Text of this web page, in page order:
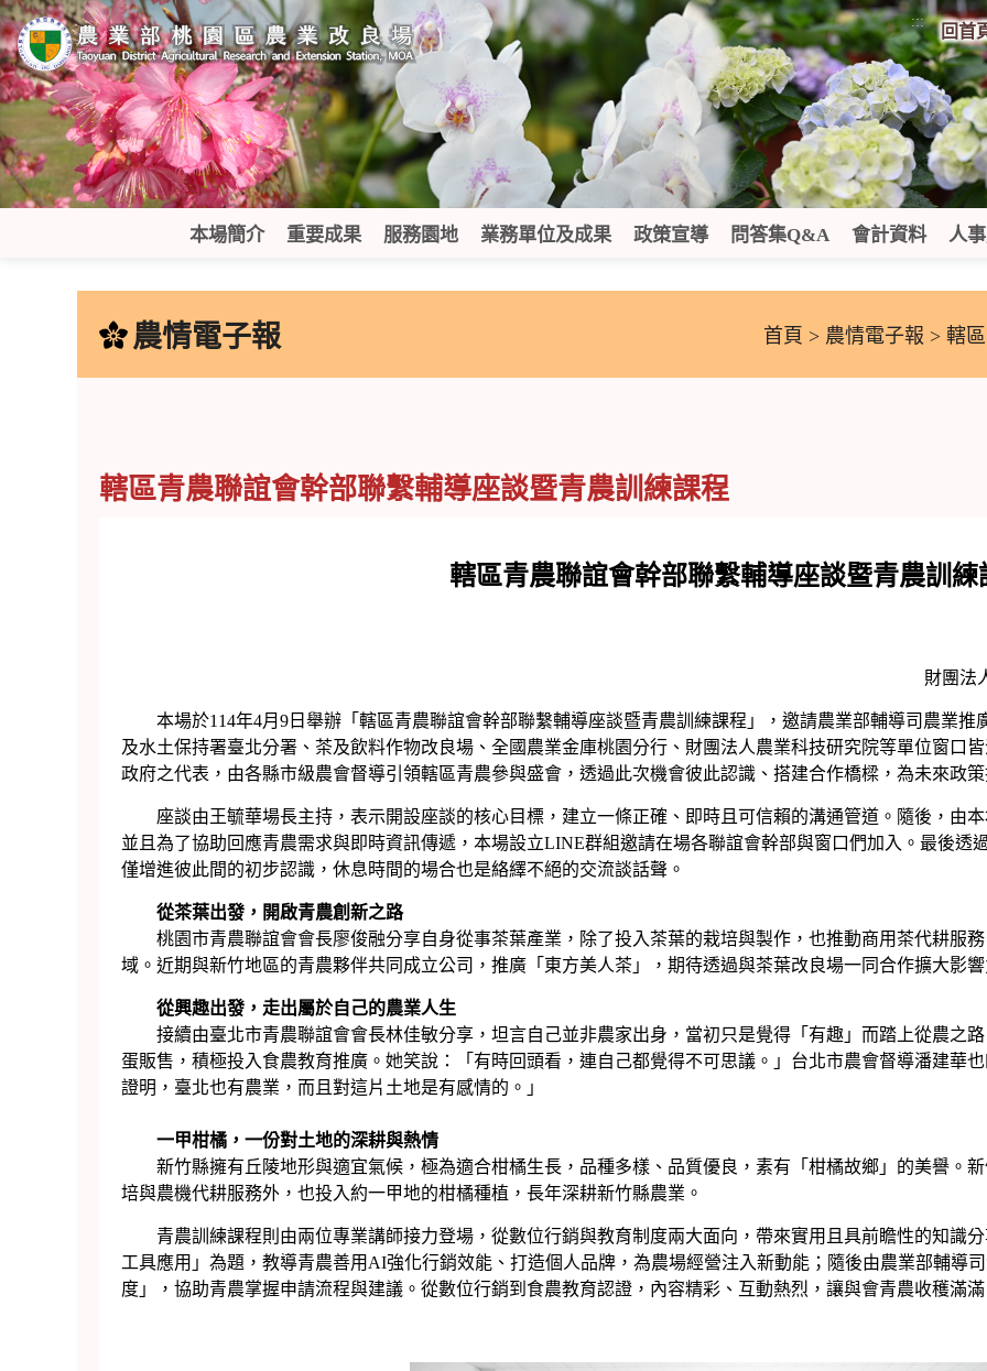
跳
到
主
要
內
容
區
塊
:::
回首
本場簡介 重要成果 服務園地 業務單位及成果 政策宣導 問答集Q&A 會計資料 人
農情電子報 首頁 > 農情電子報 > 轄
轄區青農聯誼會幹部聯繫輔導座談暨青農訓練課程
轄區青農聯誼會幹部聯繫輔導座談暨青農訓練
財團法
本場於114年4月9日舉辦「轄區青農聯誼會幹部聯繫輔導座談暨青農訓練課程」，邀請農業部輔導司農業推
及水土保持署臺北分署、茶及飲料作物改良場、全國農業金庫桃園分行、財團法人農業科技研究院等單位窗口
政府之代表，由各縣市級農會督導引領轄區青農參與盛會，透過此次機會彼此認識、搭建合作橋樑，為未來政
座談由王毓華場長主持，表示開設座談的核心目標，建立一條正確、即時且可信賴的溝通管道。隨後，由
並且為了協助回應青農需求與即時資訊傳遞，本場設立LINE群組邀請在場各聯誼會幹部與窗口們加入。最後透
僅增進彼此間的初步認識，休息時間的場合也是絡繹不絕的交流談話聲。
從茶葉出發，開啟青農創新之路
桃園市青農聯誼會會長廖俊融分享自身從事茶葉產業，除了投入茶葉的栽培與製作，也推動商用茶代耕服
域。近期與新竹地區的青農夥伴共同成立公司，推廣「東方美人茶」，期待透過與茶葉改良場一同合作擴大影
從興趣出發，走出屬於自己的農業人生
接續由臺北市青農聯誼會會長林佳敏分享，坦言自己並非農家出身，當初只是覺得「有趣」而踏上從農之
蛋販售，積極投入食農教育推廣。她笑說：「有時回頭看，連自己都覺得不可思議。」台北市農會督導潘建華
證明，臺北也有農業，而且對這片土地是有感情的。」
一甲柑橘，一份對土地的深耕與熱情
新竹縣擁有丘陵地形與適宜氣候，極為適合柑橘生長，品種多樣、品質優良，素有「柑橘故鄉」的美譽。
培與農機代耕服務外，也投入約一甲地的柑橘種植，長年深耕新竹縣農業。
青農訓練課程則由兩位專業講師接力登場，從數位行銷與教育制度兩大面向，帶來實用且具前瞻性的知識
工具應用」為題，教導青農善用AI強化行銷效能、打造個人品牌，為農場經營注入新動能；隨後由農業部輔導
度」，協助青農掌握申請流程與建議。從數位行銷到食農教育認證，內容精彩、互動熱烈，讓與會青農收穫滿